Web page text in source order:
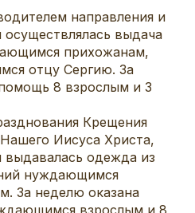
направления и
выдача
прихожанам,
отцу Сергию. За
8 взрослым и 3
Крещения
Иисуса Христа,
одежда из
нуждающимся
За неделю оказана
взрослым и 8